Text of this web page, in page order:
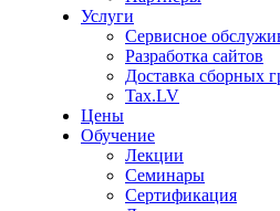
Услуги
Сервисное
Разработка сайтов
Доставка сборных
Tax.LV
Цены
Обучение
Лекции
Семинары
Сертификация